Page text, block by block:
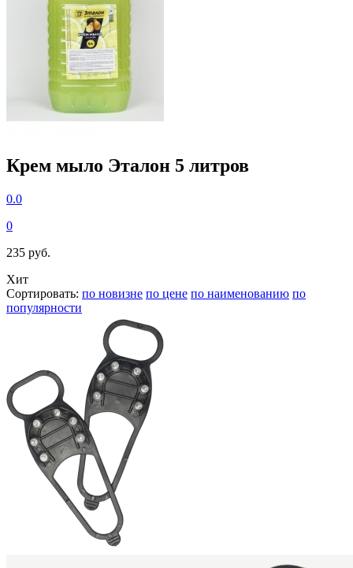
Крем мыло Эталон 5 литров
0.0
0
235 руб.
Хит
Сортировать: по новизне по цене по наименованию по
популярности